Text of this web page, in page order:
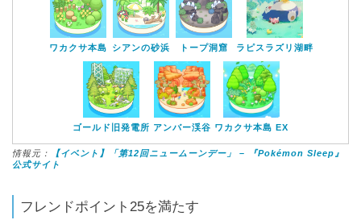
ワカクサ本島 シアンの砂浜 トープ洞窟 ラピスラズリ湖畔
ゴールド旧発電所 アンバー渓谷 ワカクサ本島 EX
情報元：
【イベント】「第12回ニュームーンデー」 – 『Pokémon Sleep』
公式サイト
フレンドポイント25を満たす